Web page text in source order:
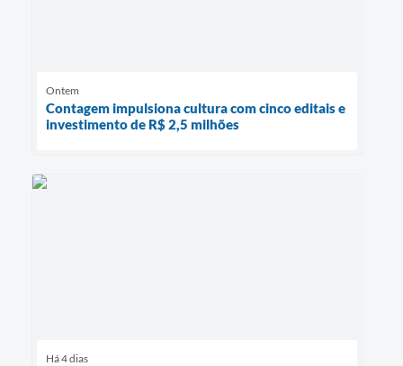
Ontem
Contagem impulsiona cultura com cinco editais e
investimento de R$ 2,5 milhões
Há 4 dias